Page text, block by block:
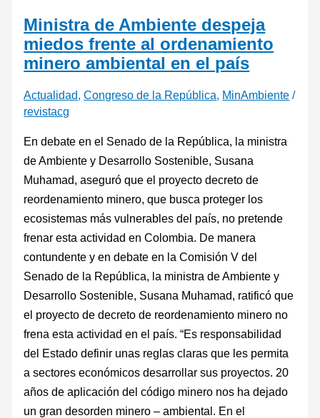
Ministra de Ambiente despeja
miedos frente al ordenamiento
minero ambiental en el país
Actualidad,Congreso de la República, MinAmbiente /
revistacg
En debate en el Senado de la República, la ministra
de Ambiente y Desarrollo Sostenible, Susana
Muhamad, aseguró que el proyecto decreto de
reordenamiento minero, que busca proteger los
ecosistemas más vulnerables del país, no pretende
frenar esta actividad en Colombia. De manera
contundente y en debate en la Comisión V del
Senado de la República, la ministra de Ambiente y
Desarrollo Sostenible, Susana Muhamad, ratificó que
el proyecto de decreto de reordenamiento minero no
frena esta actividad en el país. “Es responsabilidad
del Estado definir unas reglas claras que les permita
a sectores económicos desarrollar sus proyectos. 20
años de aplicación del código minero nos ha dejado
un gran desorden minero – ambiental. En el